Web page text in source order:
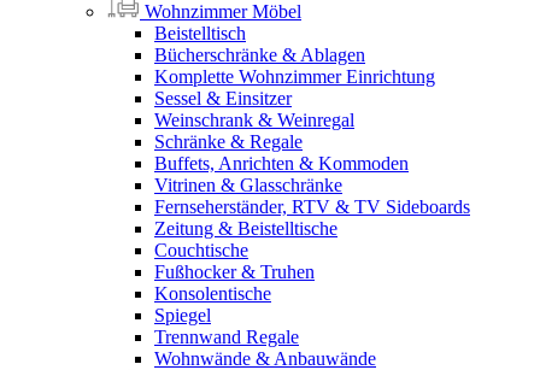
Wohnzimmer Möbel
Beistelltisch
Bücherschränke & Ablagen
Komplette Wohnzimmer Einrichtung
Sessel & Einsitzer
Weinschrank & Weinregal
Schränke & Regale
Buffets, Anrichten & Kommoden
Vitrinen & Glasschränke
Fernseherständer, RTV & TV Sideboards
Zeitung & Beistelltische
Couchtische
Fußhocker & Truhen
Konsolentische
Spiegel
Trennwand Regale
Wohnwände & Anbauwände